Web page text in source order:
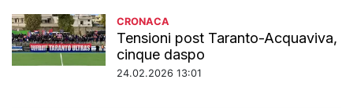
CRONACA
Tensioni post Taranto-Acquaviva,
cinque daspo
24.02.2026 13:01